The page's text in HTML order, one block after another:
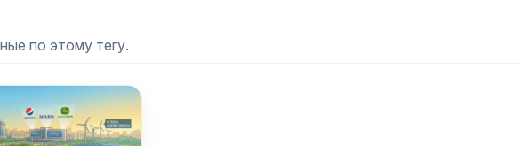
по этому тегу.